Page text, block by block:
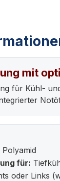
mit
für Kühl-
Polyamid
für:
oder Links